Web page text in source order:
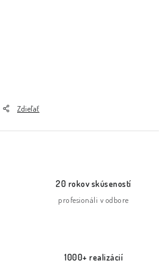
Zdieľať
20 rokov skúseností
profesionáli v odbore
1000+ realizácií